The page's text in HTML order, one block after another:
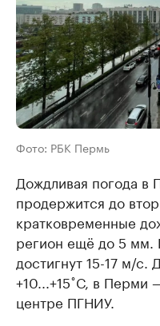
Фото: РБК Пермь
Дождливая погода в
продержится до
кратковременные
регион ещё до 5 мм.
достигнут 15-17 м/с.
+10...+15˚С, в Перми
центре ПГНИУ.